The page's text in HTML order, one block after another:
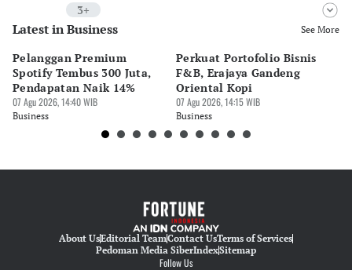
3+
Editor
Editor
Eko Wahyudi
Editor
Tubagus Imam Satrio
Latest in Business See More
Pelanggan Premium
Spotify Tembus 300 Juta,
Pendapatan Naik 14%
07 Agu 2026, 14:40 WIB
Business
Perkuat Portofolio Bisnis
F&B, Erajaya Gandeng
Oriental Kopi
07 Agu 2026, 14:15 WIB
Business
About UsEditorial TeamContact UsTerms of Services
Pedoman Media SiberIndexSitemap
Follow Us